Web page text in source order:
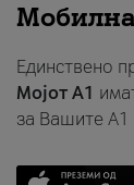
Единствено
Мојот A1
за Вашите A1